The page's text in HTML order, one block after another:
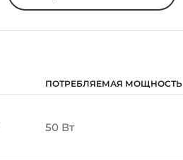
ПОТРЕБЛЯЕМАЯ МОЩНОСТЬ
50 Вт